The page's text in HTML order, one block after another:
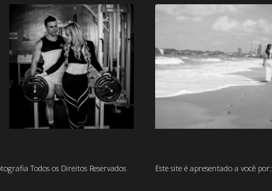
Todos os Direitos Reservados Este site é apresentado a você por: